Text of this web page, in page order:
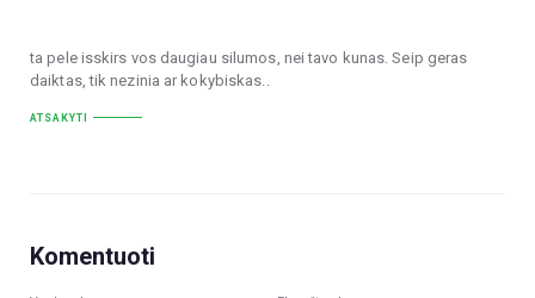
ta pele isskirs vos daugiau silumos, nei tavo kunas. Seip geras
daiktas, tik nezinia ar kokybiskas..
ATSAKYTI
Komentuoti